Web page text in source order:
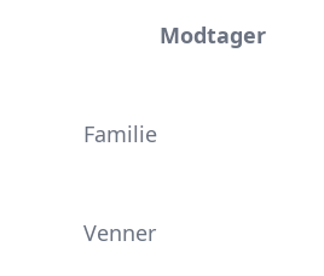
Modtager
Familie
Venner